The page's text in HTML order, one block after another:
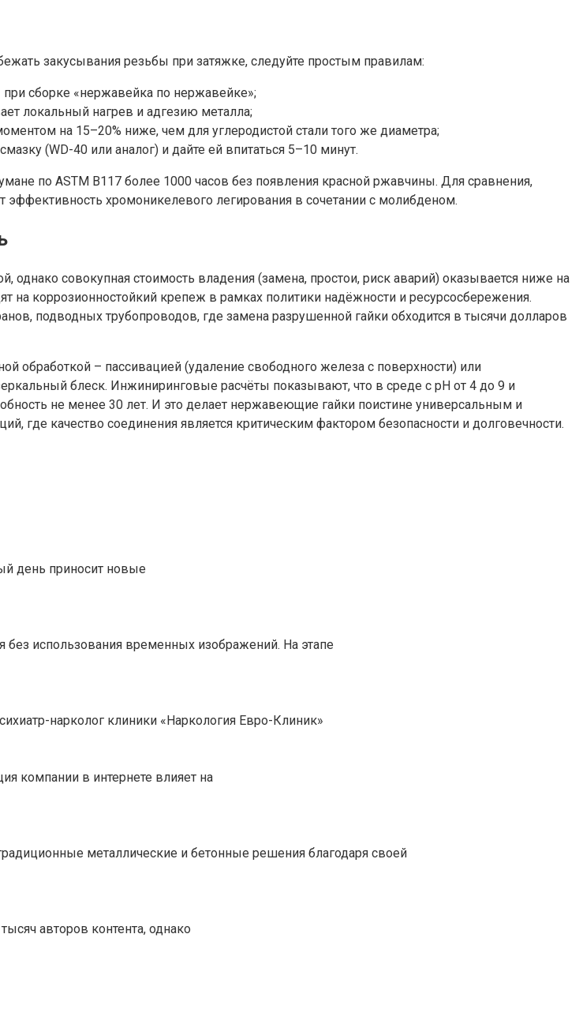
закусывания резьбы при затяжке, следуйте простым правилам:
сборке «нержавейка по нержавейке»;
локальный нагрев и адгезию металла;
на 15–20% ниже, чем для углеродистой стали того же диаметра;
(WD-40 или аналог) и дайте ей впитаться 5–10 минут.
по ASTM B117 более 1000 часов без появления красной ржавчины. Для сравнения,
хромоникелевого легирования в сочетании с молибденом.
совокупная стоимость владения (замена, простои, риск аварий) оказывается ниже на
коррозионностойкий крепеж в рамках политики надёжности и ресурсосбережения.
подводных трубопроводов, где замена разрушенной гайки обходится в тысячи долларов
обработкой – пассивацией (удаление свободного железа с поверхности) или
блеск. Инжиниринговые расчёты показывают, что в среде с pH от 4 до 9 и
не менее 30 лет. И это делает нержавеющие гайки поистине универсальным и
качество соединения является критическим фактором безопасности и долговечности.
день приносит новые
без использования временных изображений. На этапе
нарколог клиники «Наркология Евро-Клиник»
компании в интернете влияет на
металлические и бетонные решения благодаря своей
авторов контента, однако